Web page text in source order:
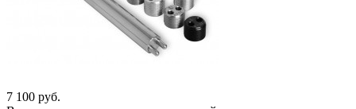
7 100 руб.